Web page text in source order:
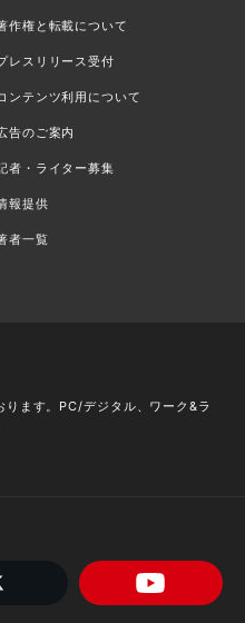
作権と転載について
レスリリース受付
ンテンツ利用について
告のご案内
者・ライター募集
報提供
者一覧
ます。PC/デジタル、ワーク&ラ